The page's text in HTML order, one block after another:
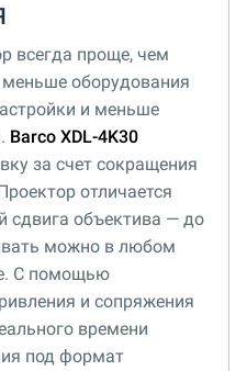
всегда проще, чем
меньше оборудования
и меньше
Barco XDL-4K30
за счет сокращения
отличается
сдвига объектива — до
можно в любом
С помощью
и сопряжения
времени
под формат